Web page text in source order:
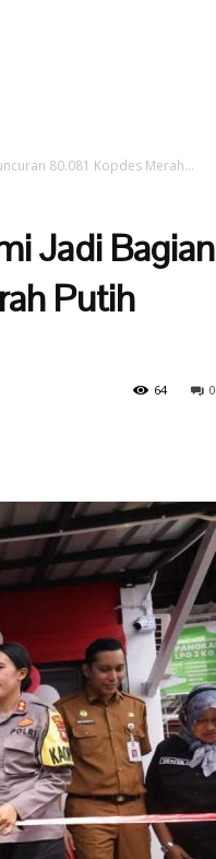
80.081 Kopdes Merah...
Jadi Bagian
Putih
0
64